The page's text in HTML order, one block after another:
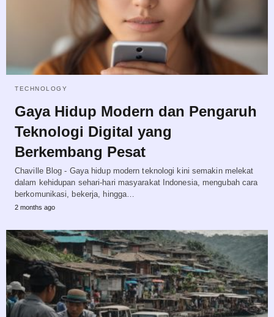
TECHNOLOGY
Gaya Hidup Modern dan Pengaruh
Teknologi Digital yang
Berkembang Pesat
Chaville Blog - Gaya hidup modern teknologi kini semakin melekat
dalam kehidupan sehari-hari masyarakat Indonesia, mengubah cara
berkomunikasi, bekerja, hingga…
2 months ago